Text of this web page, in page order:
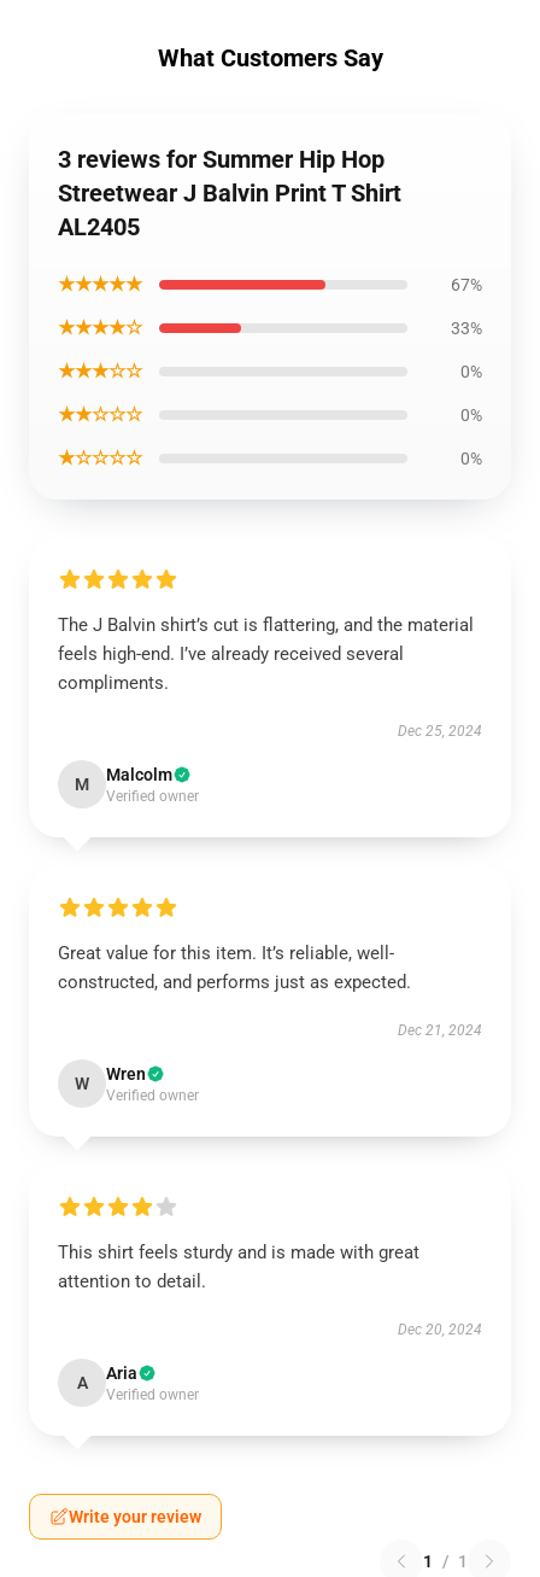
What Customers Say
3 reviews for Summer Hip Hop
Streetwear J Balvin Print T Shirt
AL2405
★★★★★ 67%
★★★★☆ 33%
★★★☆☆ 0%
★★☆☆☆ 0%
★☆☆☆☆ 0%
The J Balvin shirt’s cut is flattering, and the material
feels high-end. I’ve already received several
compliments.
Dec 25, 2024
M Malcolm
Verified owner
Great value for this item. It’s reliable, well-
constructed, and performs just as expected.
Dec 21, 2024
W Wren
Verified owner
This shirt feels sturdy and is made with great
attention to detail.
Dec 20, 2024
A Aria
Verified owner
Write your review
1 / 1